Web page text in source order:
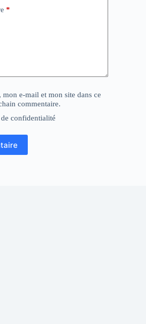
*
e-mail et mon site dans ce
commentaire.
confidentialité